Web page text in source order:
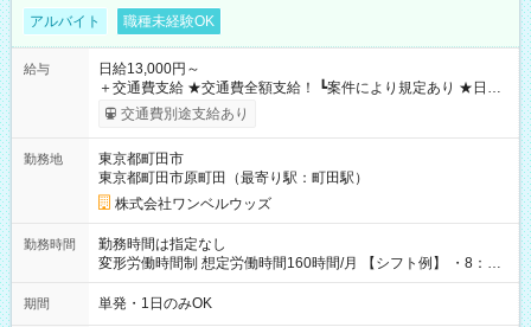
アルバイト 職種未経験OK
給与
日給13,000円～
＋交通費支給 ★交通費全額支給！ ┗案件により規定あり ★日払
いOK！（規定あり） ┗働いたその日に現金GET♪ お仕事後はコ
ンビニATMから 日払い分を引き落とせます！ 【試用期間】試
交通費別途支給あり
勤務地
東京都町田市
東京都町田市原町田（最寄り駅：町田駅）
株式会社ワンベルウッズ
勤務時間
勤務時間は指定なし
変形労働時間制 想定労働時間160時間/月 【シフト例】 ・8：00
～21：00
期間 単発・1日のみOK